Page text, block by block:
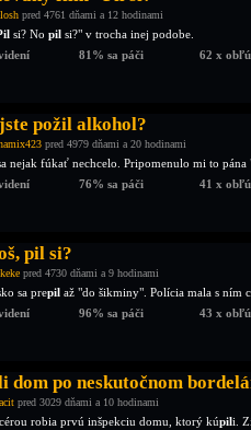
pred 4761 dňami a 12 hodinami
si? No pil si?" v trocha inej podobe.
81% sa páči 62 x
požil alkohol?
pred 4979 dňami a 20 hodinami
nejak fúkať nechcelo. Pripomenulo mi to pána
76% sa páči 41 x
pil si?
pred 4730 dňami a 9 hodinami
sa prepil až "do šikminy". Polícia mala s ním
96% sa páči 43 x
dom po neskutočnom
pred 3029 dňami a 10 hodinami
robia prvú inšpekciu domu, ktorý kúpili.